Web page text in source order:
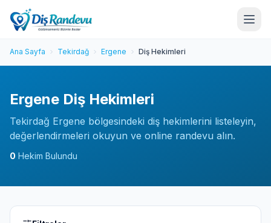
Ana Sayfa Tekirdağ Ergene Diş Hekimleri
Ergene Diş Hekimleri
Tekirdağ Ergene bölgesindeki diş hekimlerini listeleyin,
değerlendirmeleri okuyun ve online randevu alın.
0 Hekim Bulundu